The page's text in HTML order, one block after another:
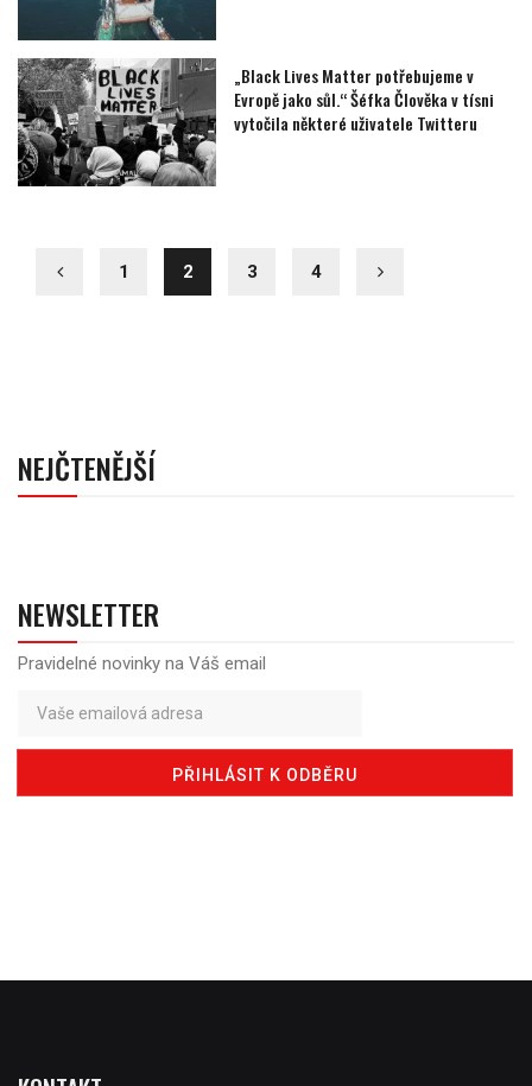
„Black Lives Matter potřebujeme v
Evropě jako sůl.“ Šéfka Člověka v tísni
vytočila některé uživatele Twitteru
1 2 3 4
NEJČTENĚJŠÍ
NEWSLETTER
Pravidelné novinky na Váš email